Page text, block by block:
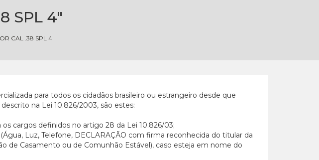
SPL 4"
CAL .38 SPL 4"
para todos os cidadãos brasileiro ou estrangeiro desde que
na Lei 10.826/2003, são estes:
cargos definidos no artigo 28 da Lei 10.826/03;
Luz, Telefone, DECLARAÇÃO com firma reconhecida do titular da
de Casamento ou de Comunhão Estável), caso esteja em nome do